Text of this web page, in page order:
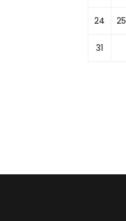
24 25
31